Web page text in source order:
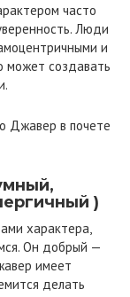
часто
Люди
и
может создавать
Джавер в почете
)
характера,
Он добрый —
имеет
делать